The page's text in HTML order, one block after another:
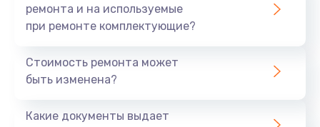
ремонта и на используемые
при ремонте комплектующие?
Стоимость ремонта может
быть изменена?
Какие документы выдает